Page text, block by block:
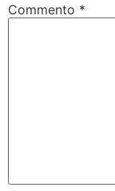
Commento *